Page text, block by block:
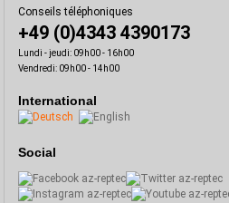
Conseils téléphoniques
+49 (0)4343 4390173
Lundi - jeudi: 09h00 - 16h00
Vendredi: 09h00 - 14h00
International
Social